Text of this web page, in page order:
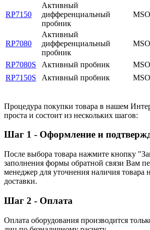
RP7150
Активный
дифференциальный
пробник
RP7080
Активный
дифференциальный
пробник
RP7080S Активный пробник
RP7150S
Активный пробник
Процедура покупки товара в нашем
проста и состоит из нескольких шагов:
Шаг 1 - Оформление и
После выбора товара нажмите кнопку
заполнения формы обратной связи Вам
менеджер для уточнения наличия товара
доставки.
Шаг 2 - Оплата
Оплата оборудования производится